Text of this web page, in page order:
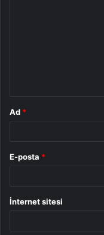
Ad *
E-posta *
İnternet sitesi